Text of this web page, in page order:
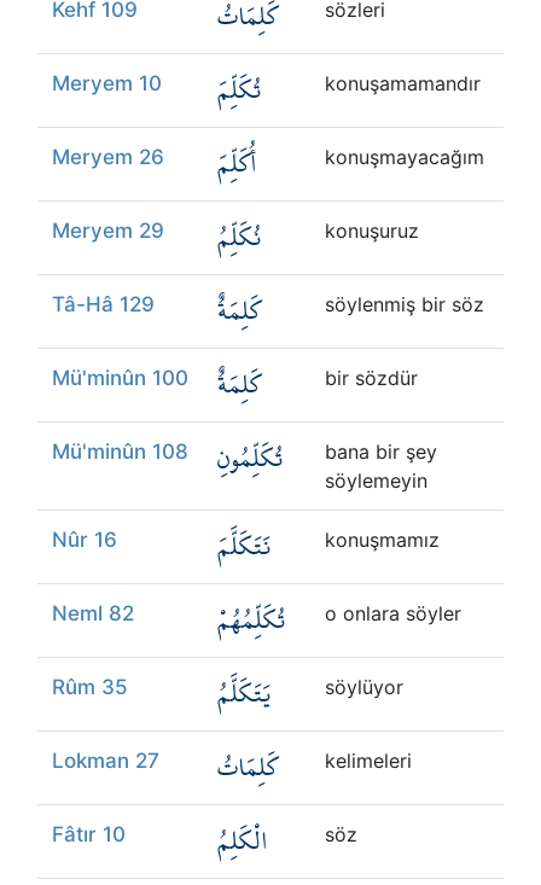
Kehf 109 كَلِمَاتُ sözleri
Meryem 10 تُكَلِّمَ konuşamamandır
Meryem 26 أُكَلِّمَ konuşmayacağım
Meryem 29 نُكَلِّمُ konuşuruz
Tâ-Hâ 129 كَلِمَةٌ söylenmiş bir söz
Mü'minûn 100 كَلِمَةٌ bir sözdür
Mü'minûn 108 تُكَلِّمُونِ
bana bir şey
söylemeyin
Nûr 16 نَتَكَلَّمَ konuşmamız
Neml 82 تُكَلِّمُهُمْ o onlara söyler
Rûm 35 يَتَكَلَّمُ söylüyor
Lokman 27 كَلِمَاتُ kelimeleri
Fâtır 10 الْكَلِمُ söz